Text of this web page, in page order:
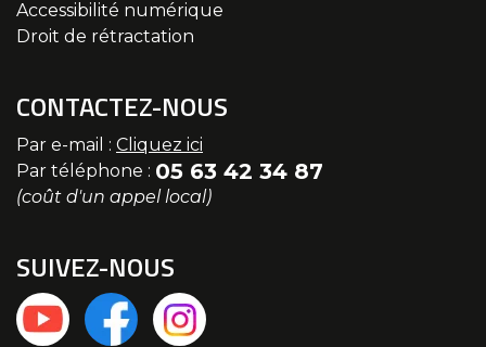
Accessibilité numérique
Droit de rétractation
CONTACTEZ-NOUS
Par e-mail : Cliquez ici
Par téléphone : 05 63 42 34 87
(coût d'un appel local)
SUIVEZ-NOUS